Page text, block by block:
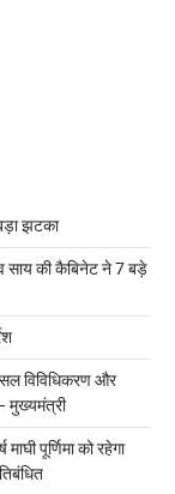
झटका
साय की कैबिनेट ने 7 बड़े
विविधिकरण और
मुख्यमंत्री
पूर्णिमा को रहेगा